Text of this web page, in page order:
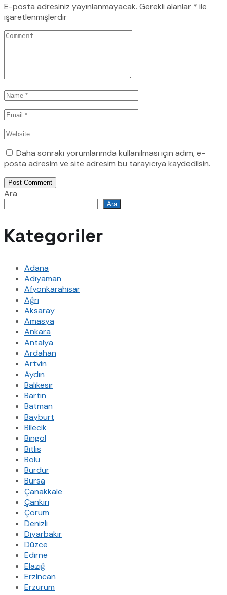
E-posta adresiniz yayınlanmayacak. Gerekli alanlar * ile
işaretlenmişlerdir
Daha sonraki yorumlarımda kullanılması için adım, e-
posta adresim ve site adresim bu tarayıcıya kaydedilsin.
Post Comment
Ara
Ara
Kategoriler
Adana
Adıyaman
Afyonkarahisar
Ağrı
Aksaray
Amasya
Ankara
Antalya
Ardahan
Artvin
Aydın
Balıkesir
Bartın
Batman
Bayburt
Bilecik
Bingöl
Bitlis
Bolu
Burdur
Bursa
Çanakkale
Çankırı
Çorum
Denizli
Diyarbakır
Düzce
Edirne
Elazığ
Erzincan
Erzurum